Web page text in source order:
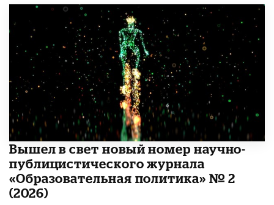
Вышел в свет новый номер научно-
публицистического журнала
«Образовательная политика» № 2
(2026)